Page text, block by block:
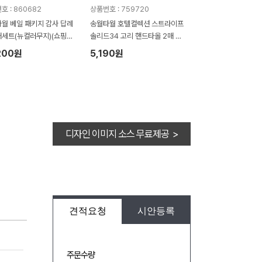
호 : 860682
베일 패키지 감사 답례
트(뉴컬러무지)(쇼핑백
원
상품번호 : 759720
송월타월 호텔컬렉션 스트라이프
솔리드34 고리 핸드타올 2매 크
라프트세트
5,190원
디자인 이미지 소스 무료제공 >
견적요청 시안등록
주문수량